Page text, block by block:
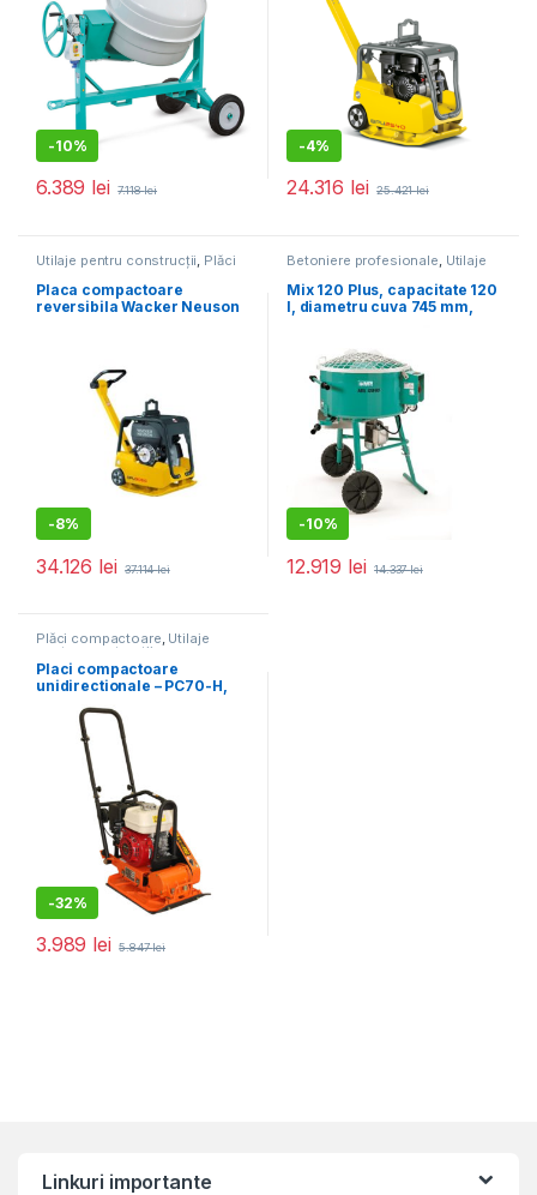
-10%
6.389 lei 7.118lei
-4%
24.316 lei 25.421lei
Utilaje pentru construcții, Plăci
Placa compactoare
reversibila Wacker Neuson
-8%
34.126 lei 37.114lei
Betoniere profesionale, Utilaje
Mix 120 Plus, capacitate 120
l, diametru cuva 745 mm,
-10%
12.919 lei 14.337lei
Plăci compactoare, Utilaje
pentru construcții
Placi compactoare
unidirectionale – PC70-H,
benzina 5.5 cp, greutate 65
-32%
3.989 lei 5.847lei
Linkuri importante